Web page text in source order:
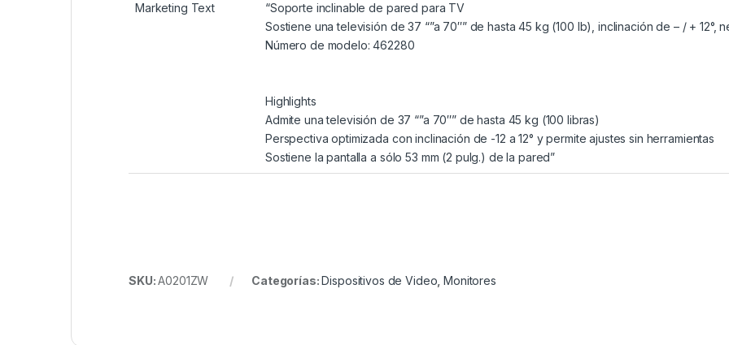
Marketing Text
“Soporte inclinable de pared para TV
Sostiene una televisión de 37 “”a 70″” de hasta 45 kg (100 lb), inclinación de – / + 12°,
Número de modelo: 462280
Highlights
Admite una televisión de 37 “”a 70″” de hasta 45 kg (100 libras)
Perspectiva optimizada con inclinación de -12 a 12° y permite ajustes sin herramientas
Sostiene la pantalla a sólo 53 mm (2 pulg.) de la pared”
SKU:A0201ZW Categorías:Dispositivos de Video ,Monitores